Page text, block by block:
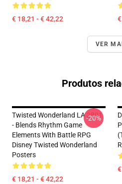
€ 18,21 - € 42,22
VER
Produtos
Twisted Wonderland LA 2801
- Blends Rhythm Game
Elements With Battle RPG
Disney Twisted Wonderland
Posters
€ 18,21 - € 42,22
-20%